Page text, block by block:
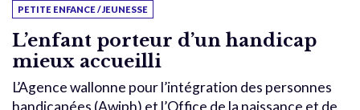
PETITE ENFANCE / JEUNESSE
L’enfant porteur d’un handicap
mieux accueilli
L’Agence wallonne pour l’intégration des personnes
handicapées (Awiph) et l’Office de la naissance et de